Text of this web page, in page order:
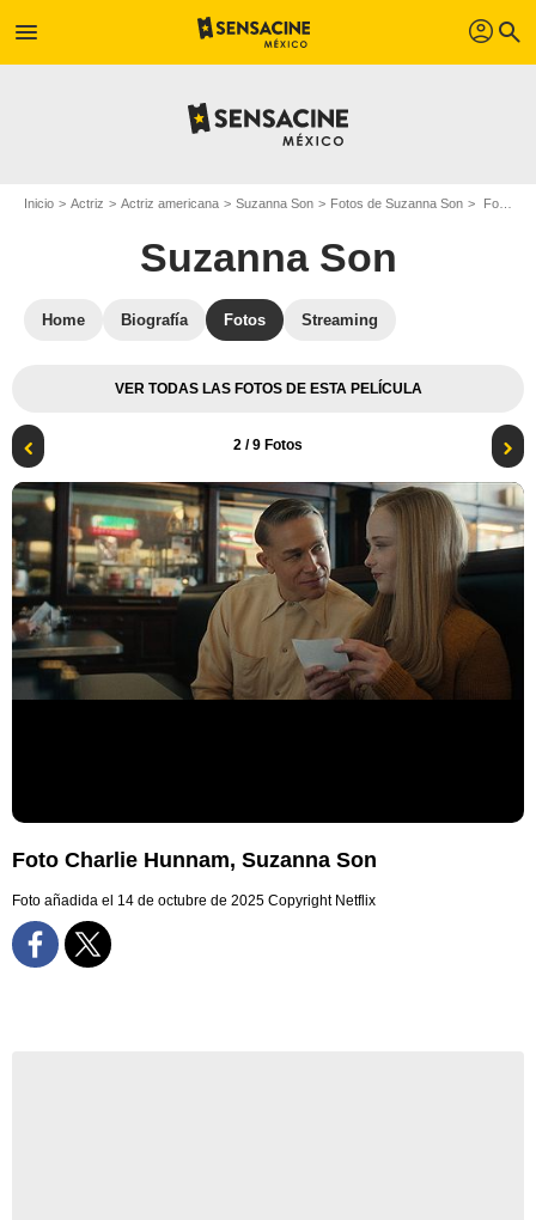
menu profil search
Inicio Actriz Actriz americana Suzanna Son Fotos de Suzanna Son Foto Charlie Hunnam, Suzanna Son
Suzanna Son
Home Biografía Fotos Streaming
VER TODAS LAS FOTOS DE ESTA PELÍCULA
2 / 9 Fotos
Foto Charlie Hunnam, Suzanna Son
Foto añadida el 14 de octubre de 2025 Copyright Netflix